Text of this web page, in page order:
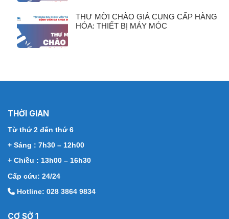
THƯ MỜI CHÀO GIÁ CUNG CẤP HÀNG
HÓA: THIẾT BỊ MÁY MÓC
THỜI GIAN
Từ thứ 2 đến thứ 6
+ Sáng : 7h30 – 12h00
+ Chiều : 13h00 – 16h30
Cấp cứu: 24/24
Hotline: 028 3864 9834
CƠ SỞ 1